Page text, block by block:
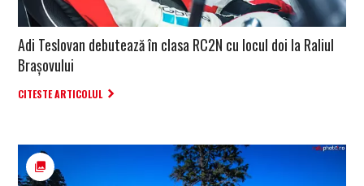
Adi Teslovan debutează în clasa RC2N cu locul doi la Raliul
Brașovului
CITESTE ARTICOLUL